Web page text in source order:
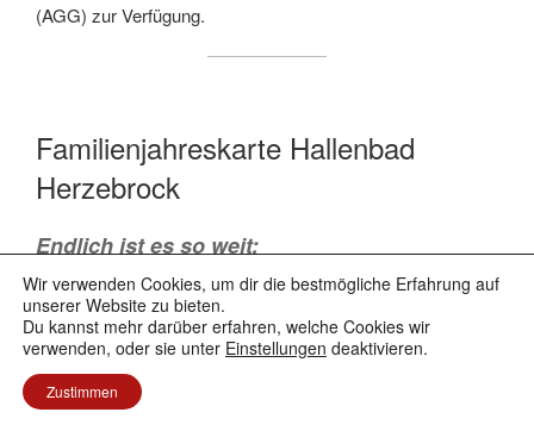
(AGG) zur Verfügung.
Familienjahreskarte Hallenbad
Herzebrock
Endlich ist es so weit:
Die Familienjahreskarte für das Hallenbad in
Herzebrock kommt. Wir freuen uns sehr, dass
unser Vorschlag einstimmig vom
Betriebsausschuss sowie vom Rat bestätigt
Wir verwenden Cookies, um dir die bestmögliche Erfahrung auf
unserer Website zu bieten.
Du kannst mehr darüber erfahren, welche Cookies wir
verwenden, oder sie unter Einstellungen deaktivieren.
Zustimmen